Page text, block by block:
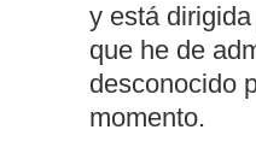
y está
que he de
desconocido
momento.